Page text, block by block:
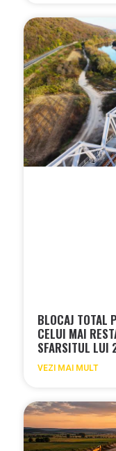
BLOCAJ TOTAL
CELUI MAI
SFARSITUL LUI
VEZI MAI MULT